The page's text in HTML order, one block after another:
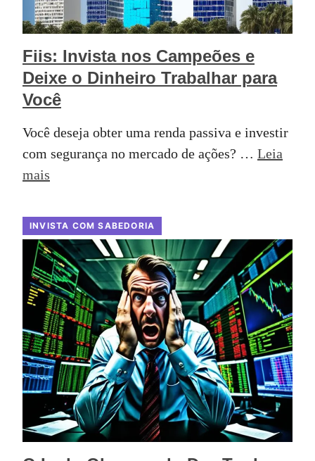
Fiis: Invista nos Campeões e
Deixe o Dinheiro Trabalhar para
Você
Você deseja obter uma renda passiva e investir
com segurança no mercado de ações? … Leia
mais
INVISTA COM SABEDORIA